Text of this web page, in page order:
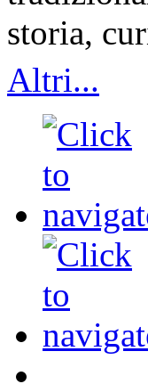
storia,
Altri...